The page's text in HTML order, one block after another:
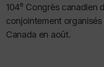
104e Congrès canadien
conjointement
Canada en août.